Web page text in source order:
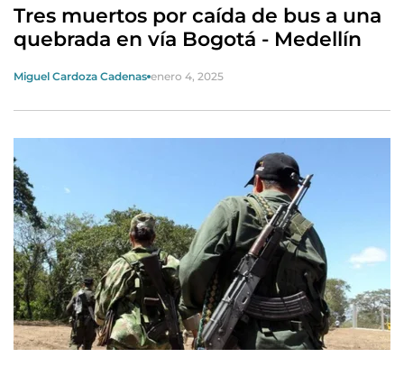
Tres muertos por caída de bus a una
quebrada en vía Bogotá - Medellín
Miguel Cardoza Cadenas enero 4, 2025